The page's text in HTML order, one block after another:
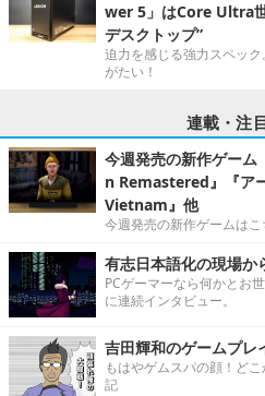
wer 5」はCore Ultra
デスクトップ”
迫力を感じる強力スペッ
がたい！
連載・注
今週発売の新作ゲー
n Remastered』『ア
Vietnam』他
今週発売の新作ゲームはこ
有志日本語化の現場か
PCゲーマーなら何かとお
に連続インタビュー。
吉田輝和のゲームプレ
もはやゲムスパの顔！ど
記